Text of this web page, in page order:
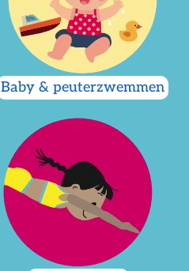
Baby & peuterzwemmen